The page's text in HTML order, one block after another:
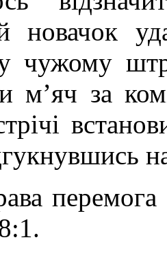
новачок
чужому
м’яч за